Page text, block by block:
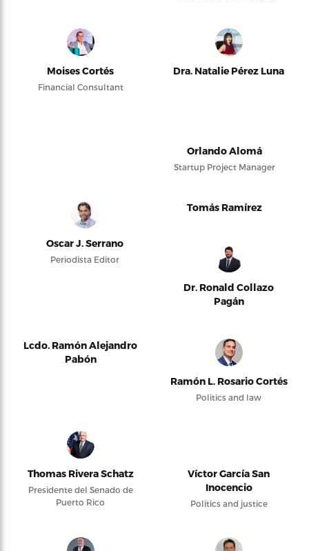
Moises Cortés
Financial Consultant
Dra. Natalie Pérez Luna
Orlando Alomá
Startup Project Manager
Oscar J. Serrano
Periodista Editor
Tomás Ramírez
Dr. Ronald Collazo
Pagán
Lcdo. Ramón Alejandro
Pabón
Ramón L. Rosario Cortés
Politics and law
Thomas Rivera Schatz
Presidente del Senado de
Puerto Rico
Víctor García San
Inocencio
Politics and justice